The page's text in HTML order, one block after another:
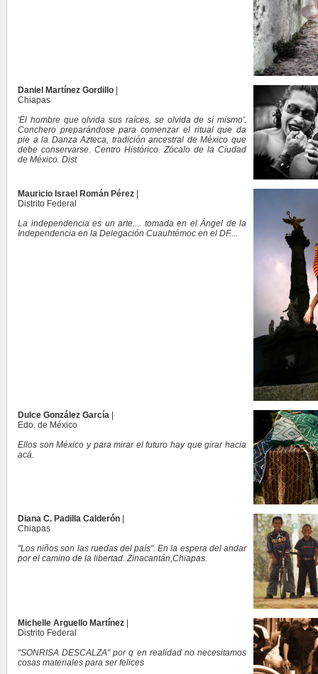
Daniel Martínez Gordillo
Chiapas
'El hombre que olvida sus raíces, se olvida de sí mismo'.
Conchero preparándose para comenzar el ritual que da
pie a la Danza Azteca, tradición ancestral de México que
debe conservarse. Centro Histórico. Zócalo de la Ciudad
de México. Dist
Mauricio Israel Román Pérez
Distrito Federal
La independencia es un arte.... tomada en el Ángel de la
Independencia en la Delegación Cuauhtémoc en el DF....
Dulce González García
Edo. de México
Ellos son México y para mirar el futuro hay que girar hacia
acá.
Diana C. Padilla Calderón
Chiapas
"Los niños son las ruedas del país". En la espera del andar
por el camino de la libertad. Zinacantán,Chiapas.
Michelle Arguello Martínez
Distrito Federal
"SONRISA DESCALZA" por q en realidad no necesitamos
cosas materiales para ser felices